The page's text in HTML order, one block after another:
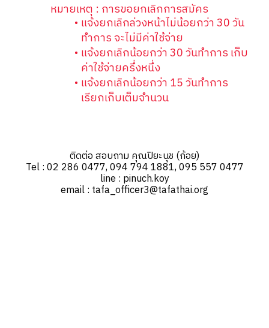
หมายเหตุ : การขอยกเลิกการสมัคร
แจ้งยกเลิกล่วงหน้าไม่น้อยกว่า 30 วัน
ทําการ จะไม่มีค่าใช้จ่าย
แจ้งยกเลิกน้อยกว่า 30 วันทําการ เก็บ
ค่าใช้จ่ายครึ่งหนึ่ง
แจ้งยกเลิกน้อยกว่า 15 วันทําการ
เรียกเก็บเต็มจํานวน
ติดต่อ สอบถาม คุณปิยะนุช (ก้อย)
Tel : 02 286 0477, 094 794 1881, 095 557 0477
line : pinuch.koy
email : tafa_officer3@tafathai.org